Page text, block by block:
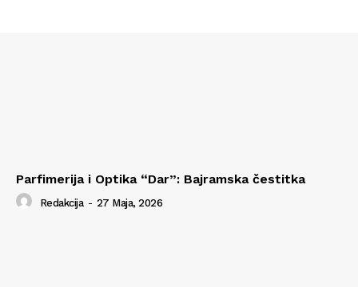
Parfimerija i Optika “Dar”: Bajramska čestitka
Redakcija - 27 Maja, 2026